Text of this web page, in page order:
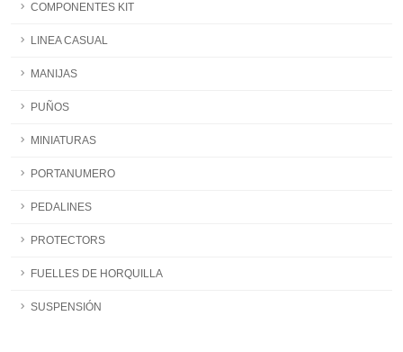
COMPONENTES KIT
LINEA CASUAL
MANIJAS
PUÑOS
MINIATURAS
PORTANUMERO
PEDALINES
PROTECTORS
FUELLES DE HORQUILLA
SUSPENSIÓN